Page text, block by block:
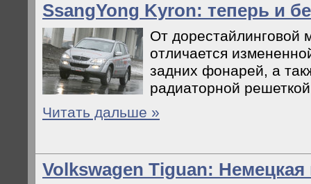
SsangYong Kyron: теперь и
От дорестайлинговой
отличается
задних фонарей, а
радиаторной
Читать дальше »
Volkswagen Tiguan: